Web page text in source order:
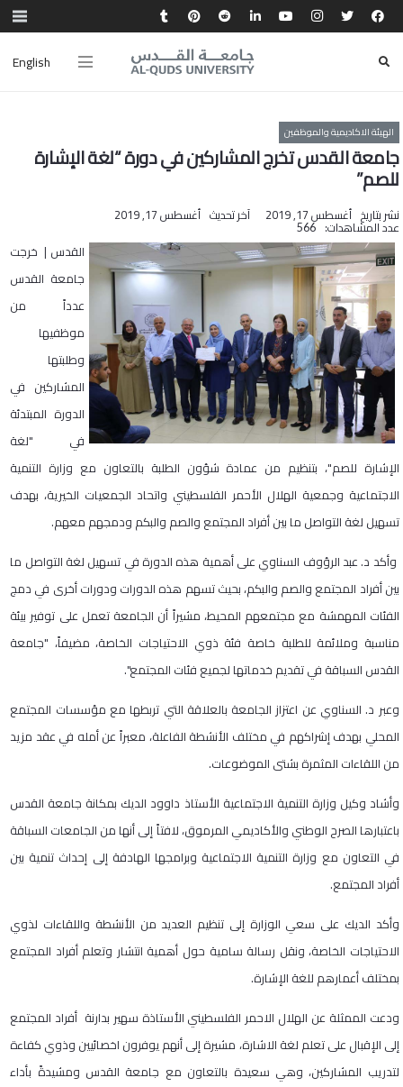
English
الهيئة الاكاديمية والموظفين
جامعة القدس تخرج المشاركين في دورة “لغة الإشارة
للصم”
نشر بتاريخ أغسطس 17, 2019 آخر تحديث أغسطس 17, 2019
عدد المشاهدات: 566
القدس | خرجت
جامعة القدس
عدداً من
موظفيها
وطلبتها
المشاركين في
الدورة المبتدئة
في "لغة
الإشارة للصم"، بتنظيم من عمادة شؤون الطلبة بالتعاون مع وزارة التنمية
الاجتماعية وجمعية الهلال الأحمر الفلسطيني واتحاد الجمعيات الخيرية، بهدف
تسهيل لغة التواصل ما بين أفراد المجتمع والصم والبكم ودمجهم معهم.
وأكد د. عبد الرؤوف السناوي على أهمية هذه الدورة في تسهيل لغة التواصل ما
بين أفراد المجتمع والصم والبكم، بحيث تسهم هذه الدورات ودورات أخرى في دمج
الفئات المهمشة مع مجتمعهم المحيط، مشيراً أن الجامعة تعمل على توفير بيئة
مناسبة وملائمة للطلبة خاصة فئة ذوي الاحتياجات الخاصة، مضيفاً، "جامعة
القدس السباقة في تقديم خدماتها لجميع فئات المجتمع".
وعبر د. السناوي عن اعتزاز الجامعة بالعلاقة التي تربطها مع مؤسسات المجتمع
المحلي بهدف إشراكهم في مختلف الأنشطة الفاعلة، معبراً عن أمله في عقد مزيد
من اللقاءات المثمرة بشتى الموضوعات.
وأشاد وكيل وزارة التنمية الاجتماعية الأستاذ داوود الديك بمكانة جامعة القدس
باعتبارها الصرح الوطني والأكاديمي المرموق، لافتاً إلى أنها من الجامعات السباقة
في التعاون مع وزارة التنمية الاجتماعية وبرامجها الهادفة إلى إحداث تنمية بين
أفراد المجتمع.
وأكد الديك على سعي الوزارة إلى تنظيم العديد من الأنشطة واللقاءات لذوي
الاحتياجات الخاصة، ونقل رسالة سامية حول أهمية انتشار وتعلم أفراد المجتمع
بمختلف أعمارهم للغة الإشارة.
ودعت الممثلة عن الهلال الاحمر الفلسطيني الأستاذة سهير بدارنة أفراد المجتمع
إلى الإقبال على تعلم لغة الاشارة، مشيرة إلى أنهم يوفرون اخصائيين وذوي كفاءة
لتدريب المشاركين، وهي سعيدة بالتعاون مع جامعة القدس ومشيدةً بأداء